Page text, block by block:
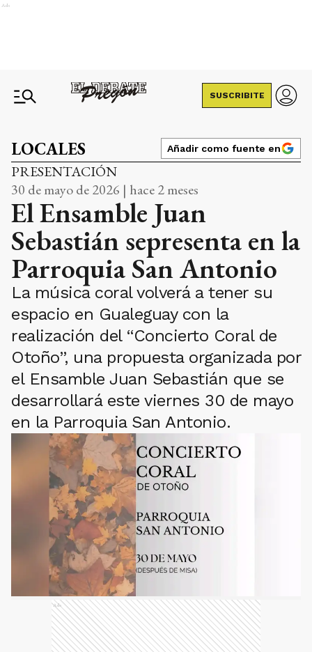
Ads
SUSCRIBITE
LOCALES Añadir como fuente en
PRESENTACIÓN
30 de mayo de 2026 | hace 2 meses
El Ensamble Juan
Sebastián sepresenta en la
Parroquia San Antonio
La música coral volverá a tener su
espacio en Gualeguay con la
realización del “Concierto Coral de
Otoño”, una propuesta organizada por
el Ensamble Juan Sebastián que se
desarrollará este viernes 30 de mayo
en la Parroquia San Antonio.
Ads